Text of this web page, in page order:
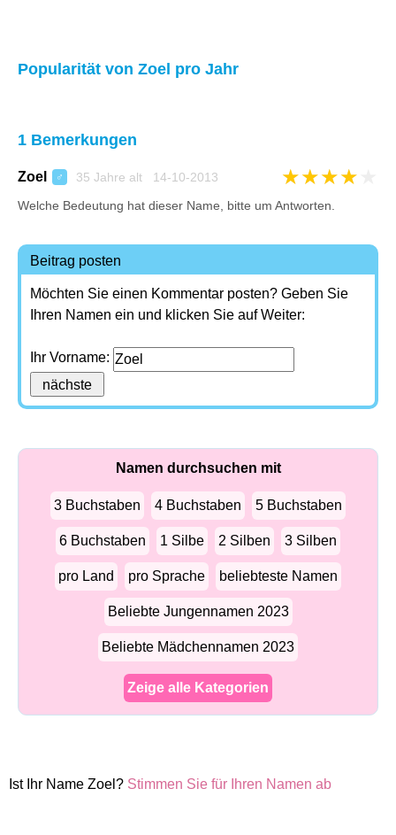
Popularität von Zoel pro Jahr
1 Bemerkungen
Zoel ♂ 35 Jahre alt 14-10-2013 ★★★★
Welche Bedeutung hat dieser Name, bitte um Antworten.
Beitrag posten
Möchten Sie einen Kommentar posten? Geben Sie
Ihren Namen ein und klicken Sie auf Weiter:
Ihr Vorname:
Namen durchsuchen mit
3 Buchstaben 4 Buchstaben 5 Buchstaben
6 Buchstaben 1 Silbe 2 Silben 3 Silben
pro Land pro Sprache beliebteste Namen
Beliebte Jungennamen 2023
Beliebte Mädchennamen 2023
Zeige alle Kategorien
Ist Ihr Name Zoel? Stimmen Sie für Ihren Namen ab